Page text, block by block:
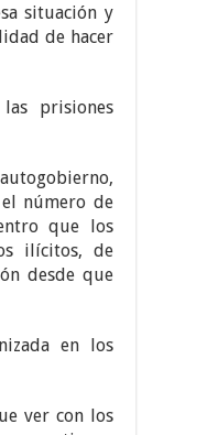
situación y
de hacer
prisiones
número de
que los
ilícitos, de
desde que
en los
ver con los